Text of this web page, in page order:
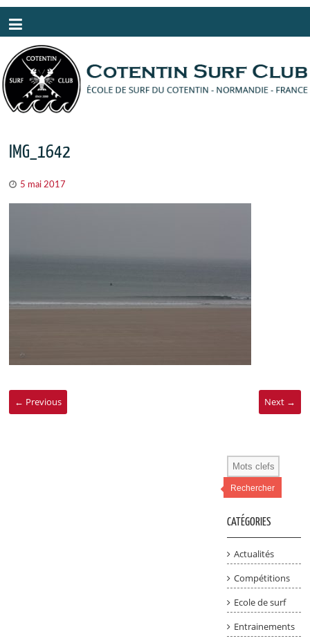
IMG_1642
5 mai 2017
← Previous Next →
Rechercher
CATÉGORIES
Actualités
Compétitions
Ecole de surf
Entrainements
Panneau de gestion des cookies